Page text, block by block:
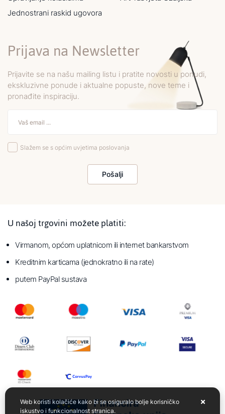
Jednostrani raskid ugovora
Prijava na Newsletter
Prijavite se na našu mailing listu i pratite novosti u ponudi,
ekskluzivne ponude i aktualne popuste, nove teme i
pronađite inspiraciju.
Slažem se s općim uvjetima poslovanja
Pošalji
U našoj trgovini možete platiti:
Virmanom, općom uplatnicom ili internet bankarstvom
Kreditnim karticama (jednokratno ili na rate)
putem PayPal sustava
Web koristi kolačiće kako bi se osiguralo bolje korisničko
iskustvo i funkcionalnost stranica.